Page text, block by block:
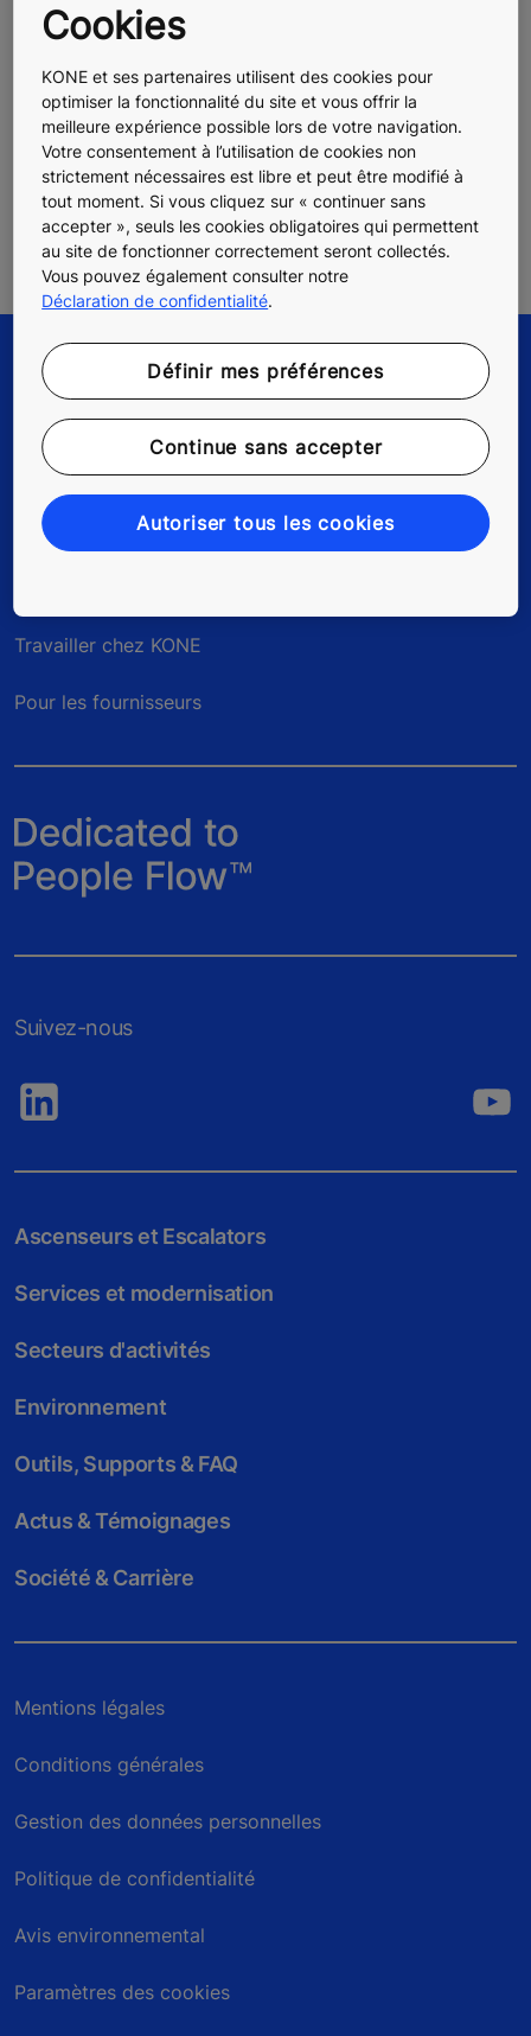
Nos pensées vont à tous ceux qui sont déjà ou
pourraient être victimes de cette pandémie, laquelle
impacte déjà durement et largement notre vie au
quotidien. Les équipes de KONE sont disponibles et à
votre écoute, contactez notre KONE Customer Care
Center pour toute préoccupation spécifique. Visons la
sécurité, ensemble nous sommes plus forts pour
affronter cette situation.
Quick Links
Travailler chez KONE
Pour les fournisseurs
Suivez-nous
Ascenseurs et Escalators
Services et modernisation
Secteurs d'activités
Environnement
Outils, Supports & FAQ
Actus & Témoignages
Société & Carrière
Mentions légales
Conditions générales
Gestion des données personnelles
Politique de confidentialité
Avis environnemental
Paramètres des cookies
Cookies
KONE et ses partenaires utilisent des cookies pour
optimiser la fonctionnalité du site et vous offrir la
meilleure expérience possible lors de votre navigation.
Votre consentement à l’utilisation de cookies non
strictement nécessaires est libre et peut être modifié à
tout moment. Si vous cliquez sur « continuer sans
accepter », seuls les cookies obligatoires qui permettent
au site de fonctionner correctement seront collectés.
Vous pouvez également consulter notre
Déclaration de confidentialité.
Définir mes préférences
Continue sans accepter
Autoriser tous les cookies